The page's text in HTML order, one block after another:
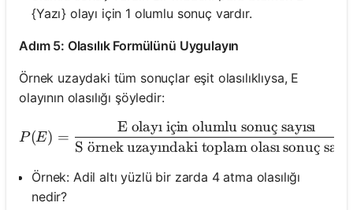
{Yazı} olayı için 1 olumlu sonuç vardır.
Adım 5: Olasılık Formülünü Uygulayın
Örnek uzaydaki tüm sonuçlar eşit olasılıklıysa, E
olayının olasılığı şöyledir:
P(E) = \frac{\text{E
P(E) =
So
¨rnek uzayındaki toplam olasısonuc
¸say
E olayıic
¸in olumlu sonuc
¸ sayısı
Örnek: Adil altı yüzlü bir zarda 4 atma olasılığı
nedir?